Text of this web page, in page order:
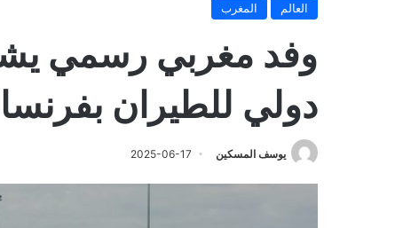
العالم المغرب
وفد مغربي رسمي
دولي للطيران بفرنسا
يوسف المسكين 2025-06-17